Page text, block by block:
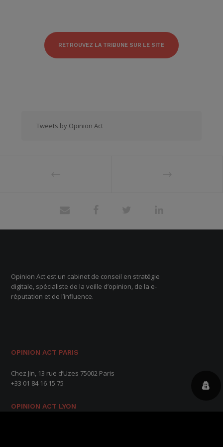
RETROUVEZ LA TRIBUNE SUR LE SITE
Tweets by Opinion Act
Opinion Act est un cabinet de conseil en stratégie
digitale, spécialiste de la veille d’opinion, de la e-
réputation et de l’influence.
OPINION ACT PARIS
Chez Jin, 13 rue d’Uzes 75002 Paris
+33 01 84 16 15 75
OPINION ACT LYON